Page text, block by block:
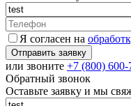
Я согласен на
или звоните +7 (800) 600-
Обратный звонок
Оставьте заявку и мы